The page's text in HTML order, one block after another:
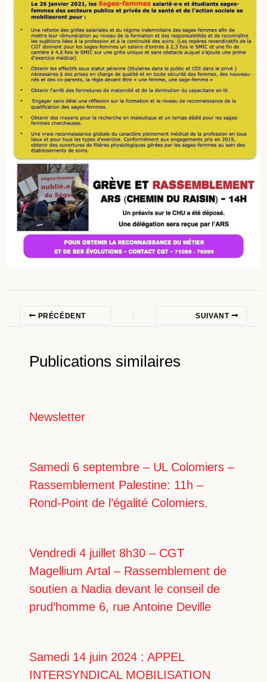
PRÉCÉDENT SUIVANT
Publications similaires
Newsletter
Samedi 6 septembre – UL Colomiers –
Rassemblement Palestine: 11h –
Rond-Point de l’égalité Colomiers.
Vendredi 4 juillet 8h30 – CGT
Magellium Artal – Rassemblement de
soutien a Nadia devant le conseil de
prud’homme 6, rue Antoine Deville
Samedi 14 juin 2024 : APPEL
INTERSYNDICAL MOBILISATION